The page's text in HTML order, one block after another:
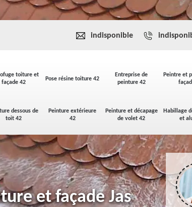
toiture et
façade 42
Pose résine toiture 42
Entreprise de
peinture 42
Peintre et
dessous de
toit 42
Peinture extérieure
42
Peinture et décapage
de volet 42
Habillage
et
indisponible
et façade Jas